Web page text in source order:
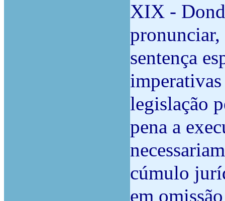
XIX -
pronunciar,
sentença
legislação
pena a
cúmulo
em